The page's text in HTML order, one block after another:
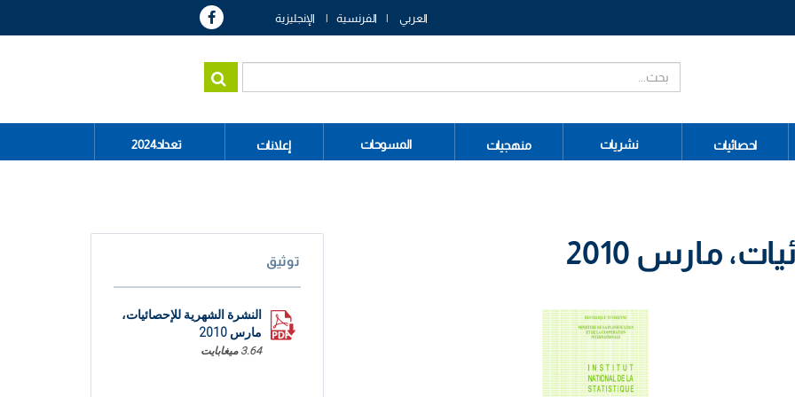
العربي الفرنسية الإنجليزية
احصائيات نشريات منهجيات المسوحات إعلانات تعداد2024
مارس 2010 توثيق
النشرة الشهرية للإحصائيات،
مارس 2010
3.64 ميغابايت